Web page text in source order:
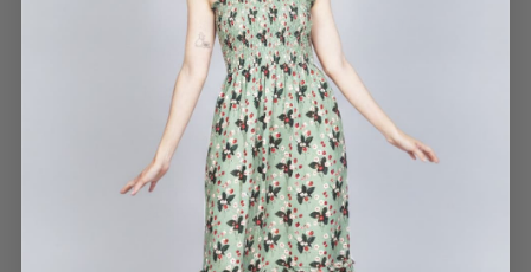
Es precioso y sienta tan
bien!
MONO LIS
MARÍA
24 ABRIL, 2024